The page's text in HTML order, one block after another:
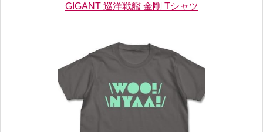
GIGANT 巡洋戦艦 金剛 Tシャツ